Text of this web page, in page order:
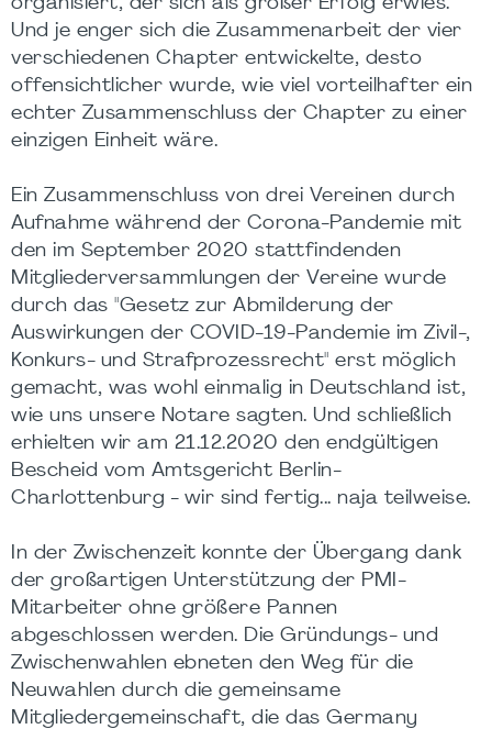
organisiert, der sich als großer Erfolg erwies.
Und je enger sich die Zusammenarbeit der vier
verschiedenen Chapter entwickelte, desto
offensichtlicher wurde, wie viel vorteilhafter ein
echter Zusammenschluss der Chapter zu einer
einzigen Einheit wäre.
Ein Zusammenschluss von drei Vereinen durch
Aufnahme während der Corona-Pandemie mit
den im September 2020 stattfindenden
Mitgliederversammlungen der Vereine wurde
durch das "Gesetz zur Abmilderung der
Auswirkungen der COVID-19-Pandemie im Zivil-,
Konkurs- und Strafprozessrecht" erst möglich
gemacht, was wohl einmalig in Deutschland ist,
wie uns unsere Notare sagten. Und schließlich
erhielten wir am 21.12.2020 den endgültigen
Bescheid vom Amtsgericht Berlin-
Charlottenburg - wir sind fertig... naja teilweise.
In der Zwischenzeit konnte der Übergang dank
der großartigen Unterstützung der PMI-
Mitarbeiter ohne größere Pannen
abgeschlossen werden. Die Gründungs- und
Zwischenwahlen ebneten den Weg für die
Neuwahlen durch die gemeinsame
Mitgliedergemeinschaft, die das Germany